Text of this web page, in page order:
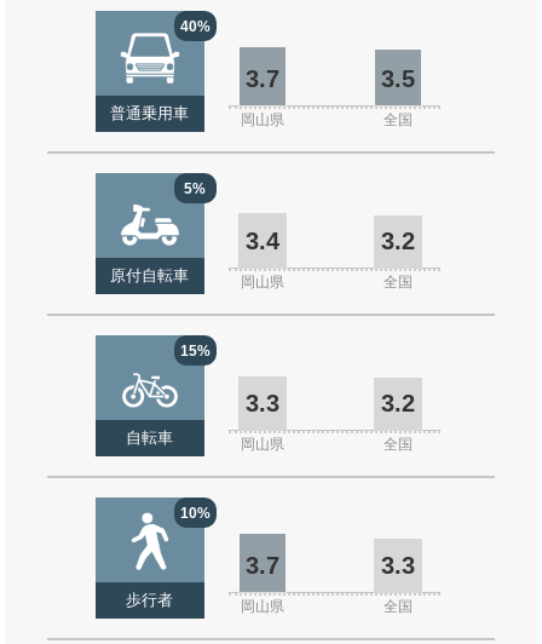
40%
普通乗用車
3.7 3.5
岡山県 全国
5%
原付自転車
3.4 3.2
岡山県 全国
15%
自転車
3.3 3.2
岡山県 全国
10%
歩行者
3.7 3.3
岡山県 全国